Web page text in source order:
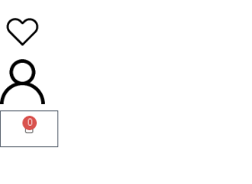
0